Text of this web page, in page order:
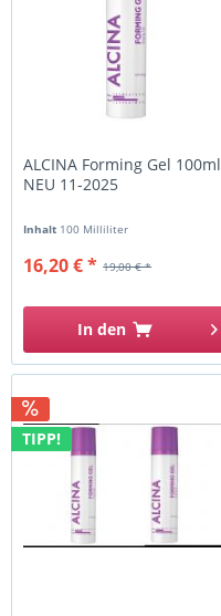
ALCINA Forming Gel 100ml
NEU 11-2025
Inhalt 100 Milliliter
19,00 € *
16,20 € *
In den
TIPP!